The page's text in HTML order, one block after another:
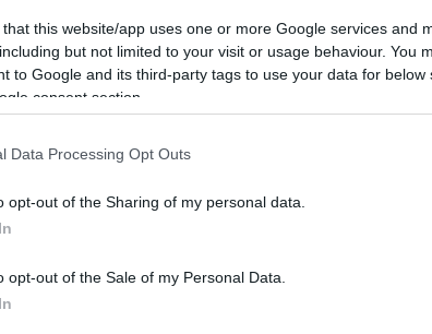
that this website/app uses one or more Google services and
but not limited to your visit or usage behaviour. You
to Google and its third-party tags to use your data for below
consent section.
Data Processing Opt Outs
opt-out of the Sharing of my personal data.
opt-out of the Sale of my Personal Data.
κοινωφελούς χαρακτήρα.
«Σπίτι μου».